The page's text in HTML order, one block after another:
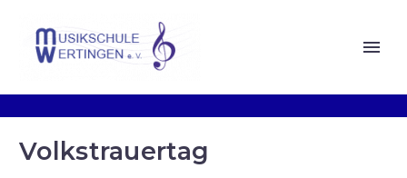
Volkstrauertag